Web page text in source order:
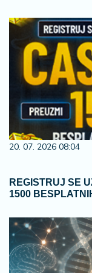
20. 07. 2026 08:04
REGISTRUJ SE
1500